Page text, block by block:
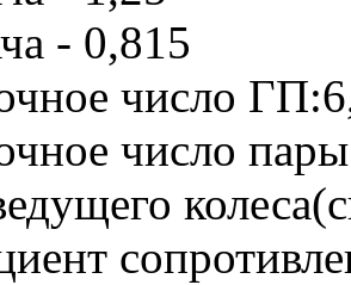
- 0,815
число
число